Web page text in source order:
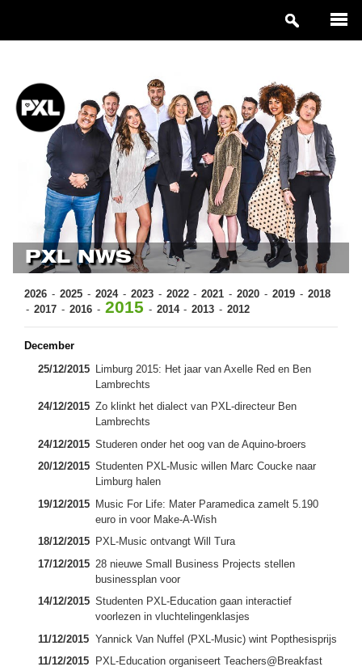
PXL NWS
2026 2025 2024 2023 2022 2021 2020 2019
2018
2017
2016 2015 2014 2013 2012
December
25/12/2015
Limburg 2015: Het jaar van Axelle Red en Ben
Lambrechts
24/12/2015 Zo klinkt het dialect van PXL-directeur Ben
Lambrechts
24/12/2015 Studeren onder het oog van de Aquino-broers
20/12/2015 Studenten PXL-Music willen Marc Coucke naar
Limburg halen
19/12/2015 Music For Life: Mater Paramedica zamelt 5.190
euro in voor Make-A-Wish
18/12/2015 PXL-Music ontvangt Will Tura
17/12/2015 28 nieuwe Small Business Projects stellen
businessplan voor
14/12/2015 Studenten PXL-Education gaan interactief
voorlezen in vluchtelingenklasjes
11/12/2015 Yannick Van Nuffel (PXL-Music) wint Popthesisprijs
11/12/2015
PXL-Education organiseert Teachers@Breakfast